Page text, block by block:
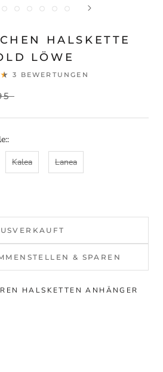
HALSKETTE
LÖWE
3 BEWERTUNGEN
Kalea Lanea
& SPAREN
HALSKETTEN ANHÄNGER